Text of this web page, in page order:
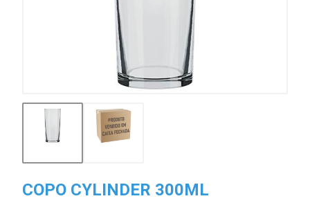
COPO CYLINDER 300ML